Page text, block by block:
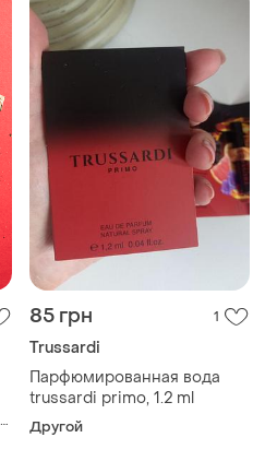
85 грн 1
Trussardi
Парфюмированная вода
trussardi primo, 1.2 ml
Другой